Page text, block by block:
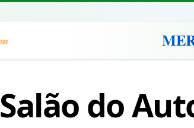
Salão do